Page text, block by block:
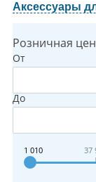
Аксессуары
Розничная
От
До
1 010 37